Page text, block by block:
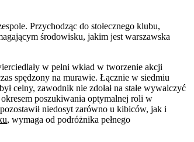
Przychodząc do stołecznego klubu,
środowisku, jakim jest warszawska
w pełni wkład w tworzenie akcji
spędzony na murawie. Łącznie w siedmiu
celny, zawodnik nie zdołał na stałe wywalczyć
poszukiwania optymalnej roli w
niedosyt zarówno u kibiców, jak i
, wymaga od podróżnika pełnego